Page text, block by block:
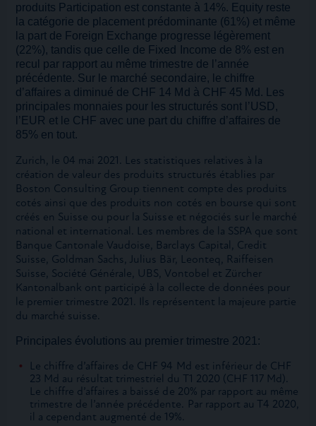
produits Participation est constante à 14%. Equity reste
la catégorie de placement prédominante (61%) et même
la part de Foreign Exchange progresse légèrement
(22%), tandis que celle de Fixed Income de 8% est en
recul par rapport au même trimestre de l’année
précédente. Sur le marché secondaire, le chiffre
d’affaires a diminué de CHF 14 Md à CHF 45 Md. Les
principales monnaies pour les structurés sont l’USD,
l’EUR et le CHF avec une part du chiffre d’affaires de
85% en tout.
Zurich, le 04 mai 2021. Les statistiques relatives à la
création de valeur des produits structurés établies par
Boston Consulting Group tiennent compte des produits
cotés ainsi que des produits non cotés en bourse qui sont
créés en Suisse ou pour la Suisse et négociés sur le marché
national et international. Les membres de la SSPA que sont
Banque Cantonale Vaudoise, Barclays Capital, Credit
Suisse, Goldman Sachs, Julius Bär, Leonteq, Raiffeisen
Suisse, Société Générale, UBS, Vontobel et Zürcher
Kantonalbank ont participé à la collecte de données pour
le premier trimestre 2021. Ils représentent la majeure partie
du marché suisse.
Principales évolutions au premier trimestre 2021:
Le chiffre d’affaires de CHF 94 Md est inférieur de CHF
23 Md au résultat trimestriel du T1 2020 (CHF 117 Md).
Le chiffre d’affaires a baissé de 20% par rapport au même
trimestre de l’année précédente. Par rapport au T4 2020,
il a cependant augmenté de 19%.